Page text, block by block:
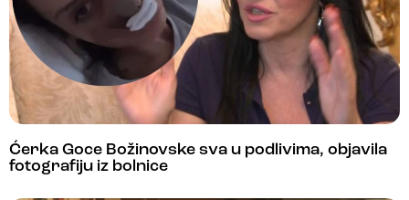
Ćerka Goce Božinovske sva u podlivima, objavila
fotografiju iz bolnice